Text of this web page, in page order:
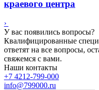
краевого центра
›
У вас появились вопросы?
Квалифицированные
ответят на все вопросы,
свяжемся с вами.
Наши контакты
+7 4212-799-000
info@799000.ru